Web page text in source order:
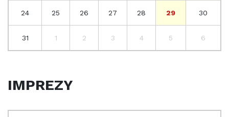
24 25 26 27 28 29 30
31 1 2 3 4 5 6
IMPREZY